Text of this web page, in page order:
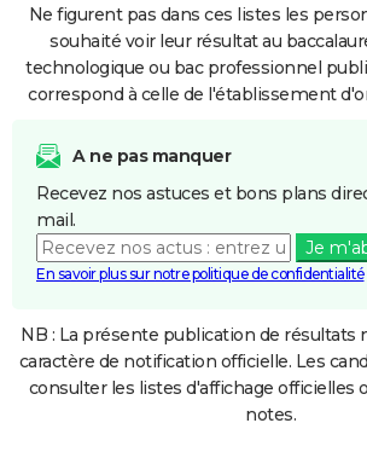
Ne figurent pas dans ces listes les
souhaité voir leur résultat au
technologique ou bac professionnel
correspond à celle de l'établissement
A ne pas manquer
Recevez nos astuces et bons plans
mail.
Je
En savoir plus sur notre politique de confidentialité
NB : La présente publication de résultats
caractère de notification officielle. Les
consulter les listes d'affichage officielles
notes.